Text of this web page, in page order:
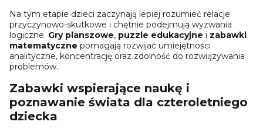
Na tym etapie dzieci zaczynają lepiej rozumieć relacje
przyczynowo-skutkowe i chętnie podejmują wyzwania
logiczne. Gry planszowe, puzzle edukacyjne i zabawki
matematyczne pomagają rozwijać umiejętności
analityczne, koncentrację oraz zdolność do rozwiązywania
problemów.
Zabawki wspierające naukę i
poznawanie świata dla czteroletniego
dziecka